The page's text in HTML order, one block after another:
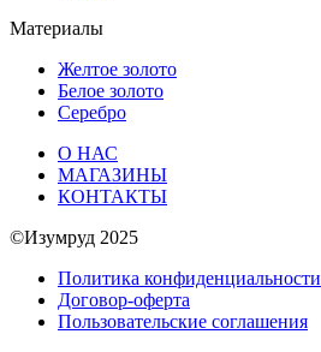
Материалы
Желтое золото
Белое золото
Серебро
О НАС
МАГАЗИНЫ
КОНТАКТЫ
©Изумруд 2025
Политика конфиденциальности
Договор-оферта
Пользовательские соглашения